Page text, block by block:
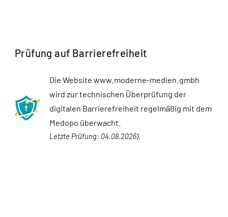
Prüfung auf Barrierefreiheit
Die Website www.moderne-medien.gmbh
wird zur technischen Überprüfung der
digitalen Barrierefreiheit regelmäßig mit dem
Medopo überwacht.
Letzte Prüfung: 04.08.2026).